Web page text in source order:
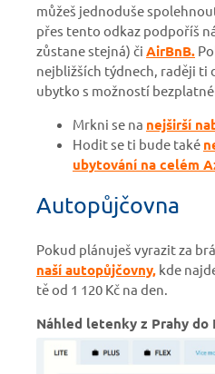
můžeš jednoduše
přes tento odkaz podpoříš
zůstane stejná) či AirBnB.
nejbližších týdnech, raději
ubytko s možností
Mrkni se na nejširší
Hodit se ti bude také
ubytování na celém
Autopůjčovna
Pokud plánuješ vyrazit za
naší autopůjčovny, kde
tě od 1 120 Kč na den.
Náhled letenky z Prahy do